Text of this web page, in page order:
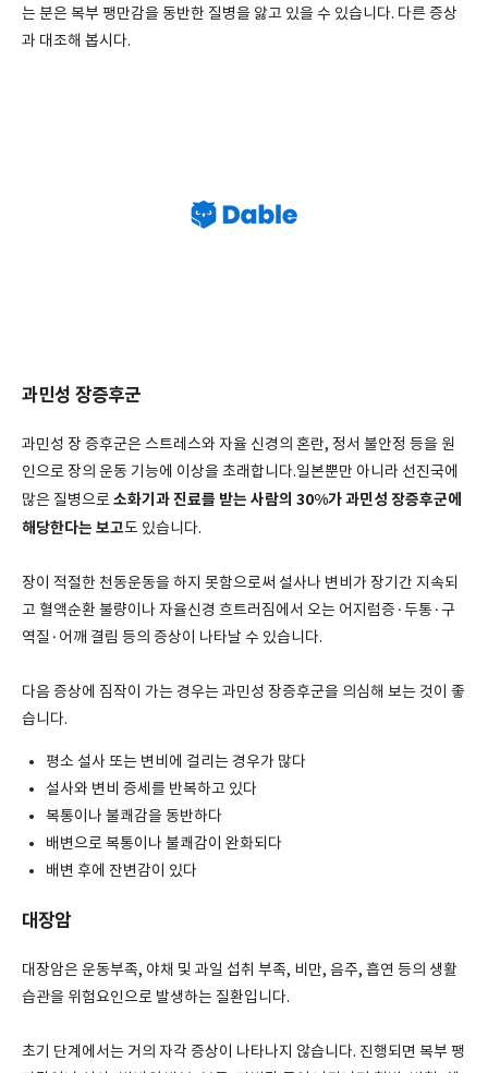
는 분은 복부 팽만감을 동반한 질병을 앓고 있을 수 있습니다. 다른 증상
과 대조해 봅시다.
과민성 장증후군
과민성 장 증후군은 스트레스와 자율 신경의 혼란, 정서 불안정 등을 원
인으로 장의 운동 기능에 이상을 초래합니다.일본뿐만 아니라 선진국에
많은 질병으로소화기과 진료를 받는 사람의 30%가 과민성 장증후군에
해당한다는 보고도 있습니다.
장이 적절한 천동운동을 하지 못함으로써 설사나 변비가 장기간 지속되
고 혈액순환 불량이나 자율신경 흐트러짐에서 오는 어지럼증·두통·구
역질·어깨 결림 등의 증상이 나타날 수 있습니다.
다음 증상에 짐작이 가는 경우는 과민성 장증후군을 의심해 보는 것이 좋
습니다.
평소 설사 또는 변비에 걸리는 경우가 많다
설사와 변비 증세를 반복하고 있다
복통이나 불쾌감을 동반하다
배변으로 복통이나 불쾌감이 완화되다
배변 후에 잔변감이 있다
대장암
대장암은 운동부족, 야채 및 과일 섭취 부족, 비만, 음주, 흡연 등의 생활
습관을 위험요인으로 발생하는 질환입니다.
초기 단계에서는 거의 자각 증상이 나타나지 않습니다. 진행되면 복부 팽